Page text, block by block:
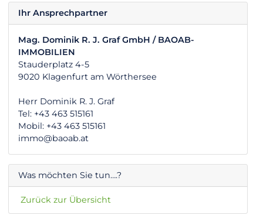
Ihr Ansprechpartner
Mag. Dominik R. J. Graf GmbH / BAOAB-
IMMOBILIEN
Stauderplatz 4-5
9020 Klagenfurt am Wörthersee
Herr Dominik R. J. Graf
Tel: +43 463 515161
Mobil: +43 463 515161
immo@baoab.at
Was möchten Sie tun….?
Zurück zur Übersicht